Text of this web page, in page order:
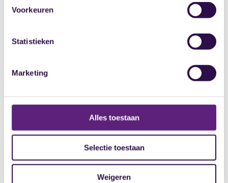
Voorkeuren
Statistieken
Marketing
Alles toestaan
Selectie toestaan
Weigeren
voorportaalfunctie in hebben door de directeur te
verzoeken om een afspraak en deze in te plannen.
vertrouwenspersoon
hij naast de melder kon blijven staan, ondanks dat
de melder nu als aangeklaagde is uitgenodigd bij
de klachtencommissie. Het is natuurlijk een
vreemde gang van zaken, maar in mijn ogen blijft
het nog altijd dezelfde melder waar de
vertrouwenspersoon naast staat, in een -weliswaar